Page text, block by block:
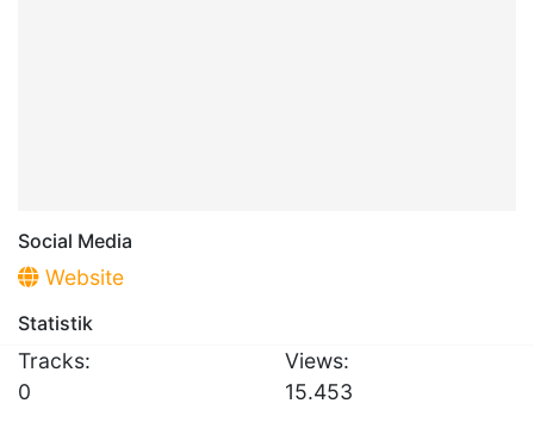
Social Media
Website
Statistik
Tracks:
0
Views:
15.453